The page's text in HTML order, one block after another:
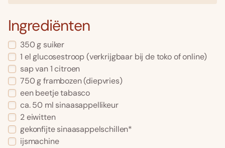
Ingrediënten
350 g suiker
1 el glucosestroop (verkrijgbaar bij de toko of online)
sap van 1 citroen
750 g frambozen (diepvries)
een beetje tabasco
ca. 50 ml sinaasappellikeur
2 eiwitten
gekonfijte sinaasappelschillen*
ijsmachine